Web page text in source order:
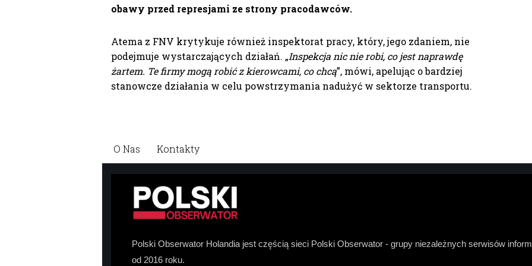
obawy przed represjami ze strony pracodawców.
Atema z FNV krytykuje również inspektorat pracy, który, jego zdaniem, nie
podejmuje wystarczających działań. „Inspekcja nic nie robi, co jest naprawdę
żartem. Te firmy mogą robić z kierowcami, co chcą”, mówi, apelując o bardziej
stanowcze działania w celu powstrzymania nadużyć w sektorze transportu.
O Nas Kontakty
Polski Obserwator Holandia jest częścią sieci Polski Obserwator - grupy niezależnych serwisów
od 2016 roku.